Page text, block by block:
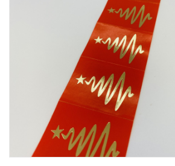
Showroomdagen
Catalogus: Lente/Pasen 2026